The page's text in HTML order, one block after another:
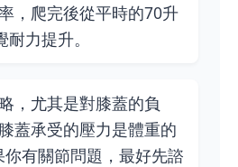
，爬完後從平時的70升
力提升。
，尤其是對膝蓋的負
蓋承受的壓力是體重的
有關節問題，最好先諮